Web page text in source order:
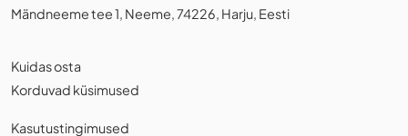
Mändneeme tee 1, Neeme, 74226, Harju, Eesti
Kuidas osta
Korduvad küsimused
Kasutustingimused